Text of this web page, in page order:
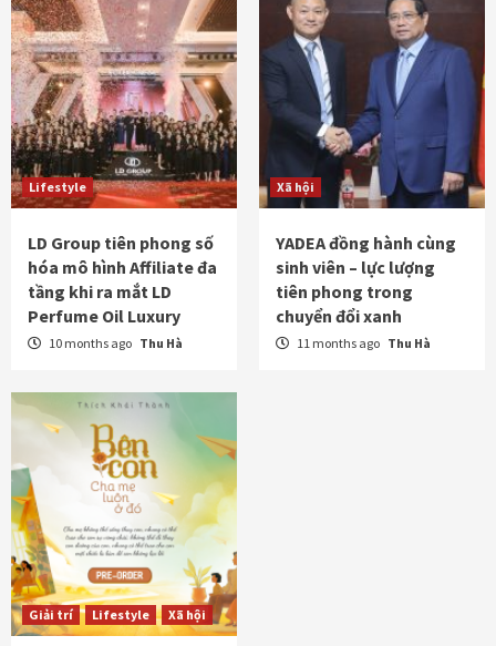
Lifestyle
LD Group tiên phong số
hóa mô hình Affiliate đa
tầng khi ra mắt LD
Perfume Oil Luxury
10 months ago Thu Hà
Xã hội
YADEA đồng hành cùng
sinh viên – lực lượng
tiên phong trong
chuyển đổi xanh
11 months ago Thu Hà
Giải trí Lifestyle Xã hội